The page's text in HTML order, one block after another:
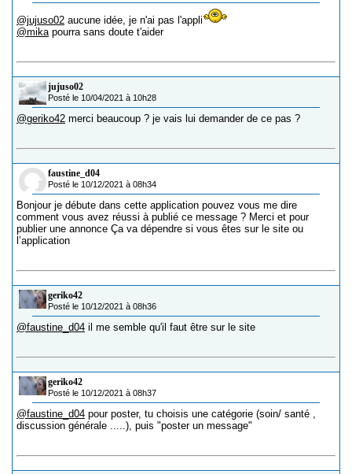
@jujuso02 aucune idée, je n'ai pas l'appli
@mika pourra sans doute t'aider
jujuso02
Posté le 10/04/2021 à 10h28
@geriko42 merci beaucoup ? je vais lui demander de ce pas ?
faustine_d04
Posté le 10/12/2021 à 08h34
Bonjour je débute dans cette application pouvez vous me dire
comment vous avez réussi à publié ce message ? Merci et pour
publier une annonce Ça va dépendre si vous êtes sur le site ou
l’application
geriko42
Posté le 10/12/2021 à 08h36
@faustine_d04 il me semble qu'il faut être sur le site
geriko42
Posté le 10/12/2021 à 08h37
@faustine_d04 pour poster, tu choisis une catégorie (soin/ santé ,
discussion générale .....), puis "poster un message"